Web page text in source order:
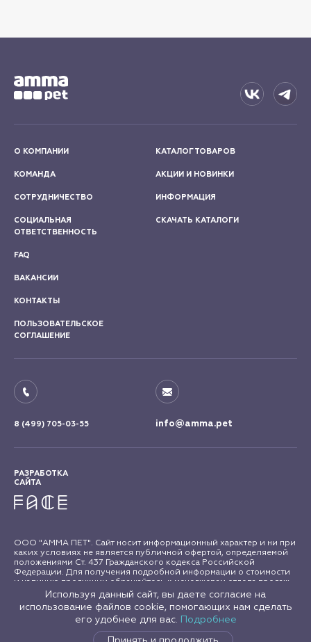
О КОМПАНИИ
КОМАНДА
СОТРУДНИЧЕСТВО
СОЦИАЛЬНАЯ
ОТВЕТСТВЕННОСТЬ
КАТАЛОГ ТОВАРОВ
АКЦИИ И НОВИНКИ
ИНФОРМАЦИЯ
СКАЧАТЬ КАТАЛОГИ
FAQ
ВАКАНСИИ
КОНТАКТЫ
ПОЛЬЗОВАТЕЛЬСКОЕ
СОГЛАШЕНИЕ
8 (499) 705-03-55 info@amma.pet
РАЗРАБОТКА
САЙТА
ООО "АММА ПЕТ". Сайт носит информационный характер и ни при
каких условиях не является публичной офертой, определяемой
положениями Ст. 437 Гражданского кодекса Российской
Федерации. Для получения подробной информации о стоимости
и наличию продукции обращайтесь к менеджерам отдела продаж
"АММА ПЕТ". Все права на материалы сайта amma.pet защищены в
соответствии с российским и международным законодательством
об авторском праве и смежных правах. Любое использование
материалов сайта допускается только с письменного согласия
Используя данный сайт, вы даете согласие на
использование файлов cookie, помогающих нам сделать
его удобнее для вас. Подробнее